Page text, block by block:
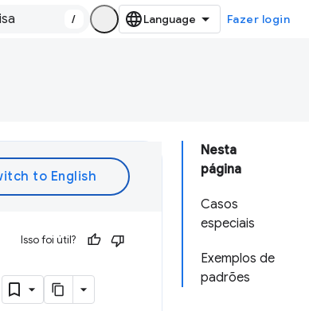
/ Fazer login
Nesta
página
Casos
especiais
Exemplos de
padrões
Isso foi útil?